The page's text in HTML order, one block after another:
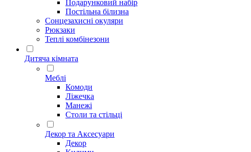
Подарунковий набір
Постільна білизна
Сонцезахисні окуляри
Рюкзаки
Теплі комбінезони
Дитяча кімната
Меблі
Комоди
Ліжечка
Манежі
Столи та стільці
Декор та Аксесуари
Декор